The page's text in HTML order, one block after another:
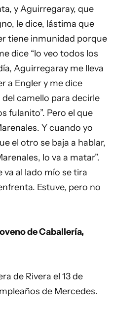
y Aguirregaray, que
le dice, lástima que
tiene inmunidad porque
dice “lo veo todos los
Aguirregaray me lleva
a Engler y me dice
del camello para decirle
fulanito”. Pero el que
Y cuando yo
el otro se baja a hablar,
lo va a matar”.
al lado mío se tira
Estuve, pero no
de Caballería,
de Rivera el 13 de
de Mercedes.